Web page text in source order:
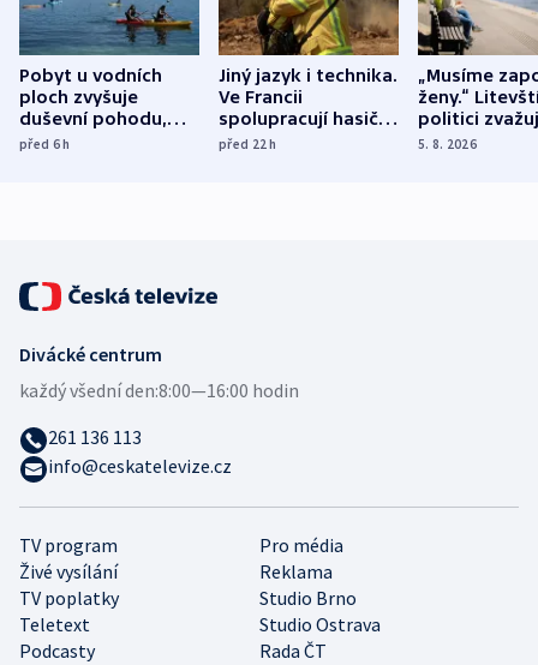
Pobyt u vodních
ploch zvyšuje
duševní pohodu,
ukázala
před 6h
Jiný jazyk i technika.
Ve Francii
spolupracují hasiči z
různých zemí
před 22h
„Musíme
ženy.“
politici
dohodu o
5. 8. 2026
TV program
Pro média
Živé vysílání
Reklama
TV poplatky
Studio Brno
Teletext
Studio Ostrava
Podcasty
Rada ČT
Divácké centrum
každý všední den:8:00—16:00 hodin
261 136 113
info@ceskatelevize.cz